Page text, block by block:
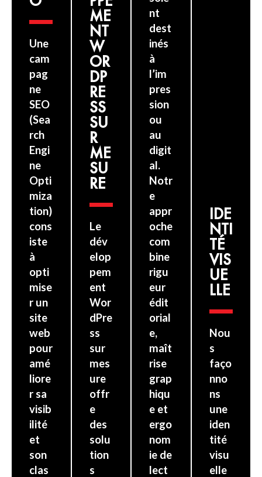
Une
cam
pag
ne
SEO
(Sea
rch
Engi
ne
Opti
miza
tion)
cons
iste
à
opti
mise
r un
site
web
pour
amé
liore
r sa
visib
ilité
et
son
clas
ME
NT
W
OR
DP
RE
SS
SU
R
ME
SU
RE
Le
dév
elop
pem
ent
Wor
dPre
ss
sur
mes
ure
offr
e
des
solu
tion
s
nt
dest
inés
à
l’im
pres
sion
ou
au
digit
al.
Notr
e
appr
oche
com
bine
rigu
eur
édit
orial
e,
maît
rise
grap
hiqu
e et
ergo
nom
ie de
lect
IDE
NTI
TÉ
VIS
UE
LLE
Nou
s
faço
nno
ns
une
iden
tité
visu
elle